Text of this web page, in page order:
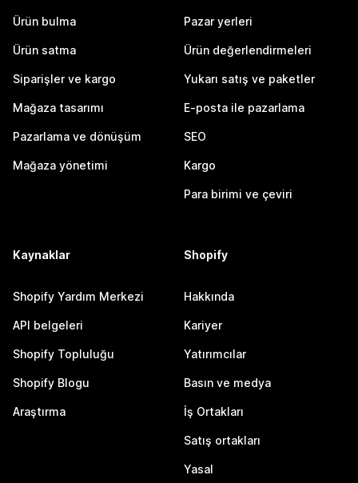
Ürün bulma
Ürün satma
Siparişler ve kargo
Mağaza tasarımı
Pazarlama ve dönüşüm
Mağaza yönetimi
Pazar yerleri
Ürün değerlendirmeleri
Yukarı satış ve paketler
E-posta ile pazarlama
SEO
Kargo
Para birimi ve çeviri
Kaynaklar
Shopify Yardım Merkezi
API belgeleri
Shopify Topluluğu
Shopify Blogu
Araştırma
Shopify
Hakkında
Kariyer
Yatırımcılar
Basın ve medya
İş Ortakları
Satış ortakları
Yasal